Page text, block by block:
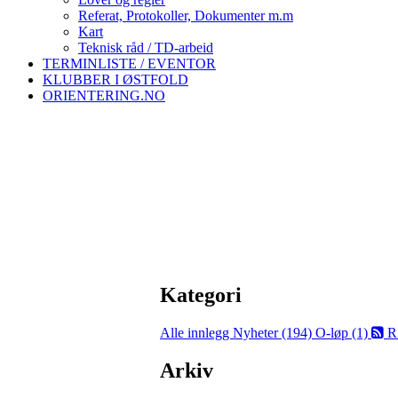
Referat, Protokoller, Dokumenter m.m
Kart
Teknisk råd / TD-arbeid
TERMINLISTE / EVENTOR
KLUBBER I ØSTFOLD
ORIENTERING.NO
Kategori
Alle innlegg Nyheter (194) O-løp (1)
Arkiv